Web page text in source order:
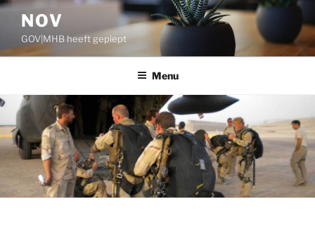
Ga
inhoud
NOV
GOV|MHB heeft gepiept
Menu